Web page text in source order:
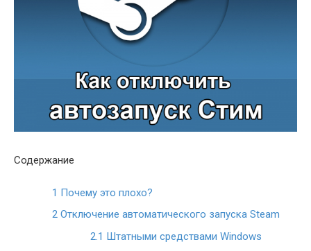
Содержание
1 Почему это плохо?
2 Отключение автоматического запуска Steam
2.1 Штатными средствами Windows